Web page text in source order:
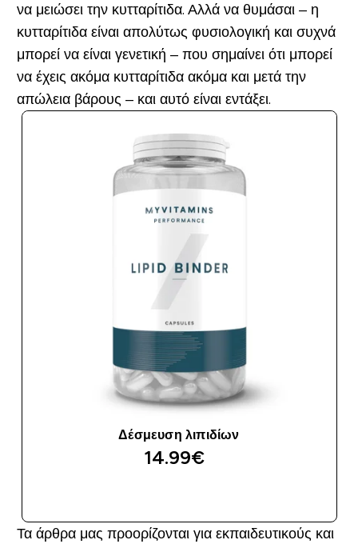
να μειώσει την κυτταρίτιδα. Αλλά να θυμάσαι – η
κυτταρίτιδα είναι απολύτως φυσιολογική και συχνά
μπορεί να είναι γενετική – που σημαίνει ότι μπορεί
να έχεις ακόμα κυτταρίτιδα ακόμα και μετά την
απώλεια βάρους – και αυτό είναι εντάξει.
Δέσμευση λιπιδίων
14.99€‎
Τα άρθρα μας προορίζονται για εκπαιδευτικούς και